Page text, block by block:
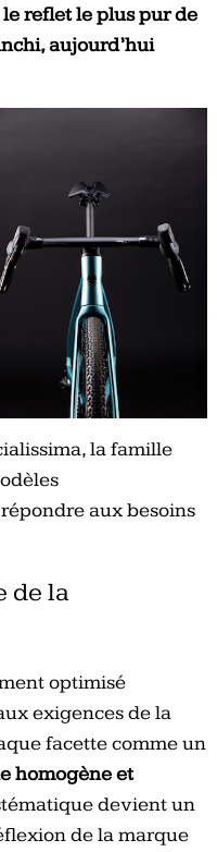
le reflet le plus pur de
aujourd’hui
la famille
aux besoins
de la
optimisé
exigences de la
facette comme un
homogène et
devient un
de la marque